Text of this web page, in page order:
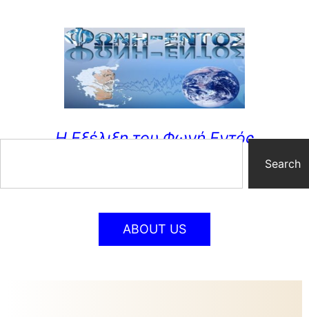
Η Εξέλιξη του Φωνή Εντός
Search
ABOUT US